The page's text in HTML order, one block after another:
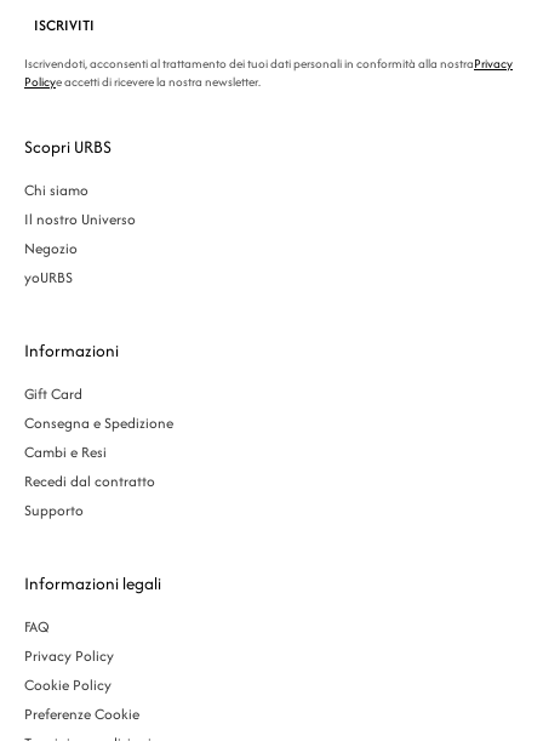
ISCRIVITI
Iscrivendoti, acconsenti al trattamento dei tuoi dati personali in conformità alla nostraPrivacy
Policye accetti di ricevere la nostra newsletter.
Scopri URBS
Chi siamo
Il nostro Universo
Negozio
yoURBS
Informazioni
Gift Card
Consegna e Spedizione
Cambi e Resi
Recedi dal contratto
Supporto
Informazioni legali
FAQ
Privacy Policy
Cookie Policy
Preferenze Cookie